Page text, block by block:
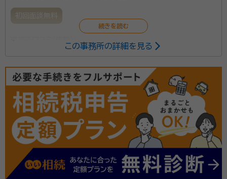
初回面談無料
東京と仙台にオフィスと構えています。迅速・丁寧かつお
客様目線で真摯に対応致します。
この事務所の詳細を見る